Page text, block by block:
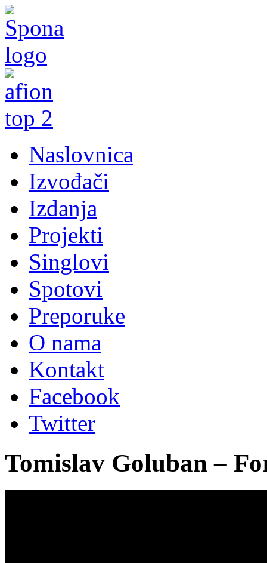
Naslovnica
Izvođači
Izdanja
Projekti
Singlovi
Spotovi
Preporuke
O nama
Kontakt
Facebook
Twitter
Tomislav Goluban –